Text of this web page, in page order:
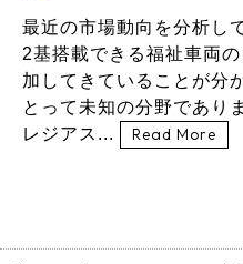
最近の市場動向を分析し
2基搭載できる福祉車両
加してきていることが分
とって未知の分野であり
レジアス...
Read More